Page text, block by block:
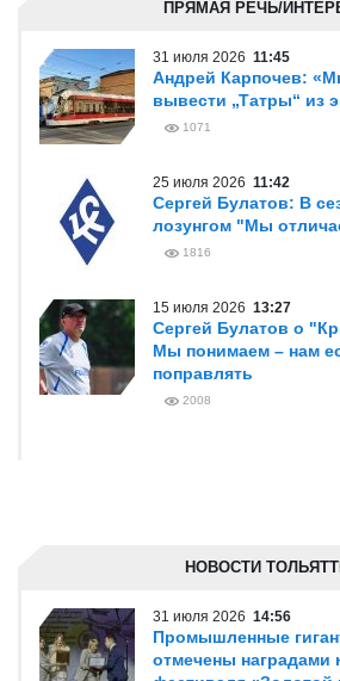
ПРЯМАЯ РЕЧЬ/
31 июля 2026 11:45
Андрей Карпочев:
вывести „Татры“ из
1071
25 июля 2026 11:42
Сергей Булатов: В
лозунгом "Мы
1816
15 июля 2026 13:27
Сергей Булатов о
Мы понимаем – нам
поправлять
2008
НОВОСТИ
31 июля 2026 14:56
Промышленные
отмечены наградами